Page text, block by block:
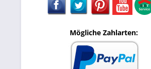
Mögliche Zahlarten: